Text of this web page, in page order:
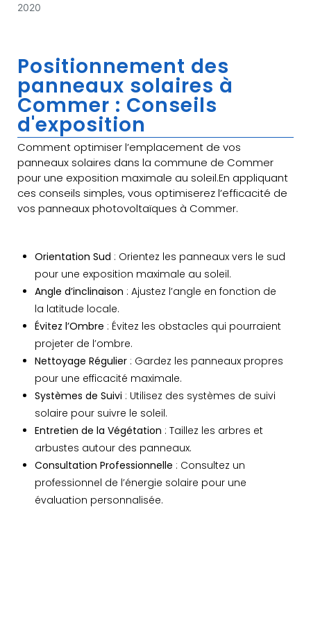
2020
Positionnement des
panneaux solaires à
Commer : Conseils
d'exposition
Comment optimiser l’emplacement de vos
panneaux solaires dans la commune de Commer
pour une exposition maximale au soleil.En appliquant
ces conseils simples, vous optimiserez l’efficacité de
vos panneaux photovoltaïques à Commer.
Orientation Sud : Orientez les panneaux vers le sud
pour une exposition maximale au soleil.
Angle d’inclinaison : Ajustez l’angle en fonction de
la latitude locale.
Évitez l’Ombre : Évitez les obstacles qui pourraient
projeter de l’ombre.
Nettoyage Régulier : Gardez les panneaux propres
pour une efficacité maximale.
Systèmes de Suivi : Utilisez des systèmes de suivi
solaire pour suivre le soleil.
Entretien de la Végétation : Taillez les arbres et
arbustes autour des panneaux.
Consultation Professionnelle : Consultez un
professionnel de l’énergie solaire pour une
évaluation personnalisée.